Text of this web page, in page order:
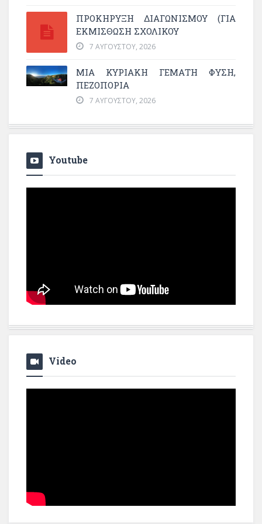
ΠΡΟΚΗΡΥΞΗ ΔΙΑΓΩΝΙΣΜΟΥ (ΓΙΑ
ΕΚΜΊΣΘΩΣΗ ΣΧΟΛΙΚΟΎ
7 ΑΥΓΟΎΣΤΟΥ, 2026
ΜΙΑ ΚΥΡΙΑΚΉ ΓΕΜΆΤΗ ΦΎΣΗ,
ΠΕΖΟΠΟΡΊΑ
7 ΑΥΓΟΎΣΤΟΥ, 2026
Youtube
Video